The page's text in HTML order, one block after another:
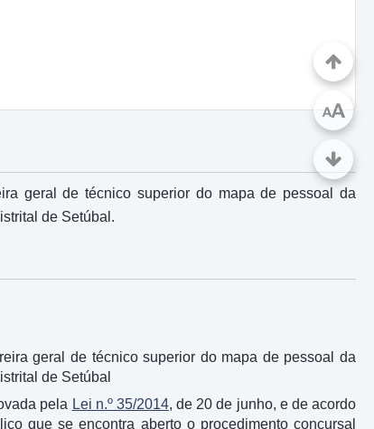
geral de técnico superior do mapa de pessoal da
de Setúbal.
geral de técnico superior do mapa de pessoal da
de Setúbal
pela Lei n.º 35/2014, de 20 de junho, e de acordo
que se encontra aberto o procedimento concursal
AA